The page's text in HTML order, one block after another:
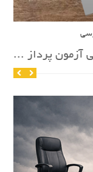
آزمون پرداز ...